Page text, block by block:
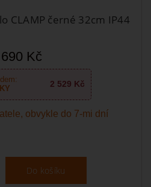
CLAMP černé 32cm IP44
Kč
2 529 Kč
obvykle do 7-mi dní
Do košíku